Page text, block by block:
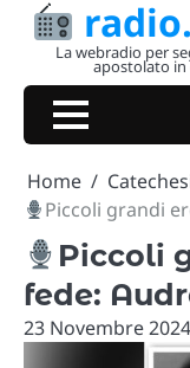
Skip
La webradio per
apostolato in
Home
Piccoli grandi
Piccoli
fede:
23 Novembre 2024